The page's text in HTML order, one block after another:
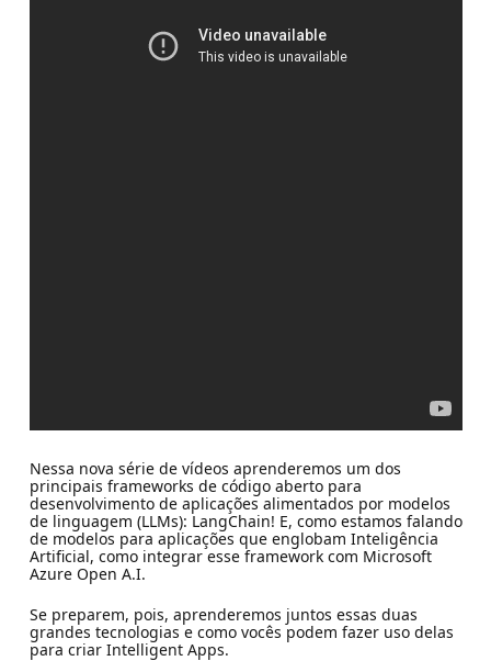
Nessa nova série de vídeos aprenderemos um dos
principais frameworks de código aberto para
desenvolvimento de aplicações alimentados por modelos
de linguagem (LLMs): LangChain! E, como estamos falando
de modelos para aplicações que englobam Inteligência
Artificial, como integrar esse framework com Microsoft
Azure Open A.I.
Se preparem, pois, aprenderemos juntos essas duas
grandes tecnologias e como vocês podem fazer uso delas
para criar Intelligent Apps.